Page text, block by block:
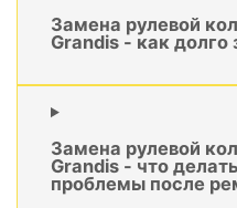
Замена рулевой
Grandis - как долго
Замена рулевой
Grandis - что
проблемы после